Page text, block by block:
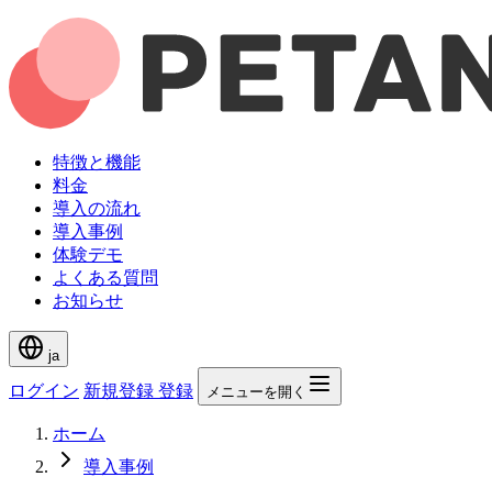
特徴と機能
料金
導入の流れ
導入事例
体験デモ
よくある質問
お知らせ
ja
ログイン 新規登録 登録 メニューを開く
ホーム
導入事例